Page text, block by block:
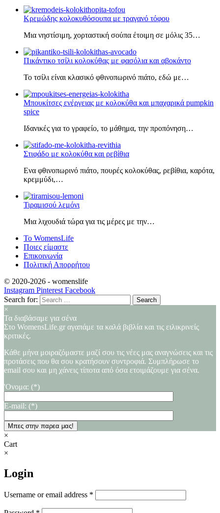
Κρεμώδης κολοκυθόσουπα με τραγανό τόφου
Μια νηστίσιμη, χορταστική σούπα έτοιμη σε μόλις 35…
Πικάντικο τσίλι κολοκύθας με φασόλια και αβοκάντο
Το τσίλι είναι κλασικό φθινοπωρινό πιάτο, εδώ με…
Μπουκίτσες ενέργειας με κολοκύθα και μπαχαρικά pumpkin
spice
Ιδανικές για το γραφείο, το μάθημα, την προπόνηση…
Στιφάδο με κολοκύθα και ρεβίθια
Ενα φθινοπωρινό πιάτο, πουρές κολοκύθας, ρεβίθια, καρότα,
κρεμμύδι,…
Τιραμισού λεμόνι
Μια λιχουδιά τώρα για τις μέρες με την…
Το WomensLife
Ποιες είμαστε
Επικοινωνία
Πολιτική Απορρήτου
© 2020-2026 - womenslife
Instagram Pinterest Facebook
Search for:
×
Τα διαβάσαμε για σένα
Στο WomensLife.gr αγαπάμε τα καλά βιβλία και τις ειλικρινείς
κριτικές.
Κάθε μήνα μοιραζόμαστε μαζί σου τις νέες μας αναγνώσεις και τις
προτάσεις που θα σου κρατήσουν συντροφιά. Συμπλήρωσε το
email σου και μη χάνεις τίποτα από όσα ετοιμάζουμε για σένα.
'Ονομα: (*)
E-mail: (*)
×
Cart
×
Login
Username or email address *